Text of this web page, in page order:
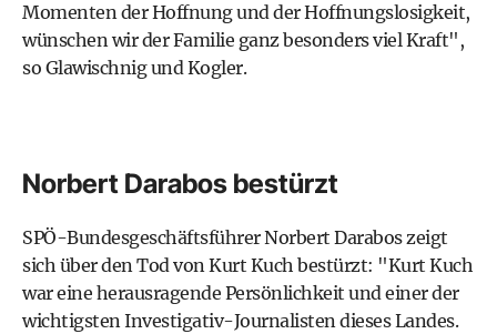
Momenten der Hoffnung und der Hoffnungslosigkeit,
wünschen wir der Familie ganz besonders viel Kraft",
so Glawischnig und Kogler.
Norbert Darabos bestürzt
SPÖ-Bundesgeschäftsführer Norbert Darabos zeigt
sich über den Tod von Kurt Kuch bestürzt: "Kurt Kuch
war eine herausragende Persönlichkeit und einer der
wichtigsten Investigativ-Journalisten dieses Landes.